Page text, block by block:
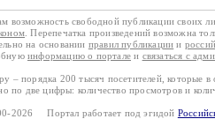
возможность свободной публикации своих
. Перепечатка произведений возможна
на основании правил публикации и
информацию о портале и связаться с
– порядка 200 тысяч посетителей,
по две цифры: количество просмотров и
2026 Портал работает под эгидой